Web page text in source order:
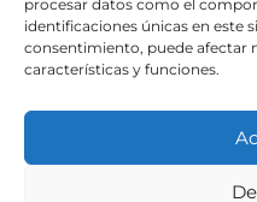
procesar datos como el
identificaciones únicas en este
consentimiento, puede afectar
características y funciones.